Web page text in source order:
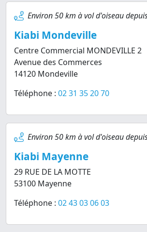
Environ 50 km à vol d'oiseau
Kiabi Mondeville
Centre Commercial MONDEVILLE 2
Avenue des Commerces
14120 Mondeville
Téléphone : 02 31 35 20 70
Environ 50 km à vol d'oiseau
Kiabi Mayenne
29 RUE DE LA MOTTE
53100 Mayenne
Téléphone : 02 43 03 06 03